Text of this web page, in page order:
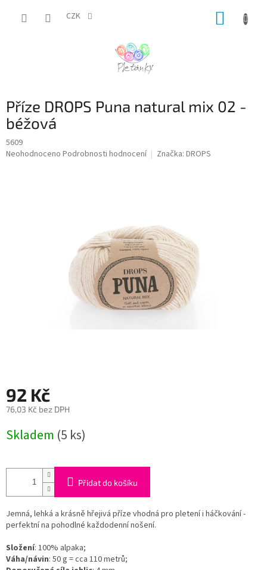
CZK
Příze DROPS Puna natural mix 02 -
béžová
5609
Průměrné
Neohodnoceno Podrobnosti hodnocení Značka: DROPS
92 Kč
76,03 Kč bez DPH
cena:
Skladem (5 ks)
Přidat do košíku
Jemná, lehká a krásně hřejivá příze vhodná pro pletení i háčkování -
perfektní na pohodlné každodenní nošení.
Složení: 100% alpaka;
Váha/návin: 50 g = cca 110 metrů;